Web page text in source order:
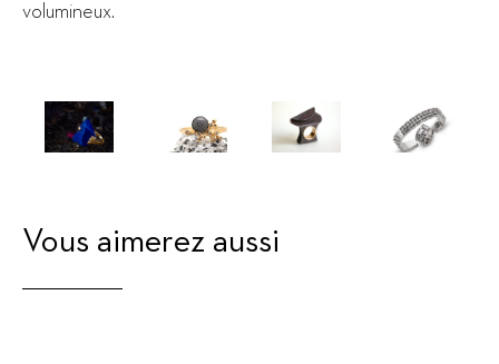
volumineux.
Vous aimerez aussi